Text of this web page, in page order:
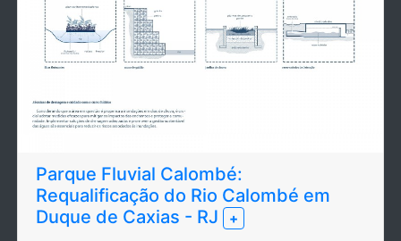
Parque Fluvial Calombé:
Requalificação do Rio Calombé em
Duque de Caxias - RJ
+